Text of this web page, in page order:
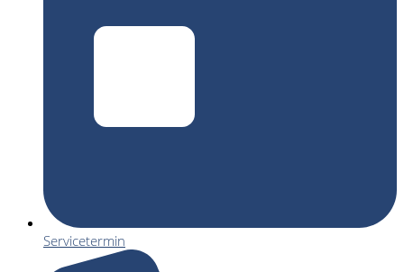
Servicetermin